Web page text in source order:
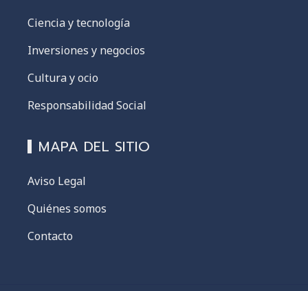
Ciencia y tecnología
Inversiones y negocios
Cultura y ocio
Responsabilidad Social
MAPA DEL SITIO
Aviso Legal
Quiénes somos
Contacto